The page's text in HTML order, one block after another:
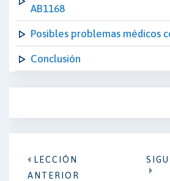
AB1168
Posibles problemas médicos
Conclusión
LECCIÓN
ANTERIOR